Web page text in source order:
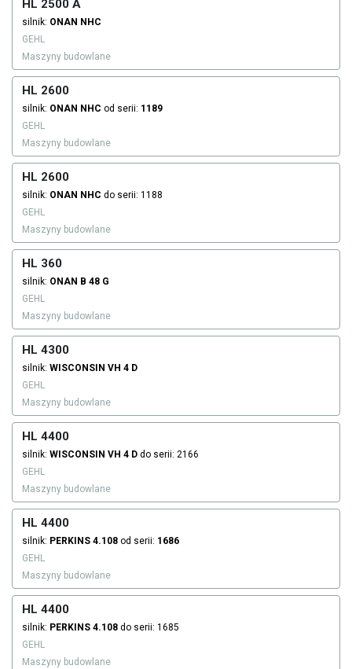
HL 2500 A
silnik: ONAN NHC
GEHL
Maszyny budowlane
HL 2600
silnik: ONAN NHC od serii: 1189
GEHL
Maszyny budowlane
HL 2600
silnik: ONAN NHC do serii: 1188
GEHL
Maszyny budowlane
HL 360
silnik: ONAN B 48 G
GEHL
Maszyny budowlane
HL 4300
silnik: WISCONSIN VH 4 D
GEHL
Maszyny budowlane
HL 4400
silnik: WISCONSIN VH 4 D do serii: 2166
GEHL
Maszyny budowlane
HL 4400
silnik: PERKINS 4.108 od serii: 1686
GEHL
Maszyny budowlane
HL 4400
silnik: PERKINS 4.108 do serii: 1685
GEHL
Maszyny budowlane